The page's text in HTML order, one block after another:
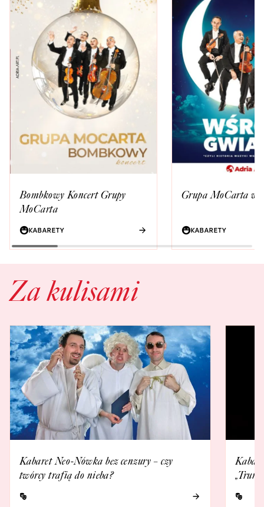
Bombkowy Koncert Grupy
MoCarta
KABARETY
Grupa MoCarta
KABARETY
Za kulisami
Kabaret Neo-Nówka bez cenzury – czy
twórcy trafią do nieba?